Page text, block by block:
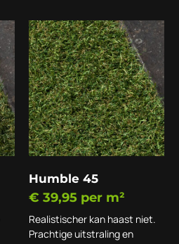
Humble 45
€ 39,95 per m²
Realistischer kan haast niet.
Prachtige uitstraling en